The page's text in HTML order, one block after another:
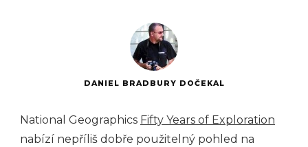
DANIEL BRADBURY DOČEKAL
National Geographics Fifty Years of Exploration
nabízí nepříliš dobře použitelný pohled na